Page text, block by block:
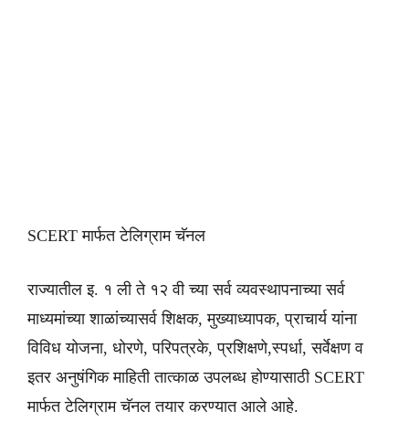
SCERT मार्फत टेलिग्राम चॅनल
राज्यातील इ. १ ली ते १२ वी च्या सर्व व्यवस्थापनाच्या सर्व
माध्यमांच्या शाळांच्यासर्व शिक्षक, मुख्याध्यापक, प्राचार्य यांना
विविध योजना, धोरणे, परिपत्रके, प्रशिक्षणे,स्पर्धा, सर्वेक्षण व
इतर अनुषंगिक माहिती तात्काळ उपलब्ध होण्यासाठी SCERT
मार्फत टेलिग्राम चॅनल तयार करण्यात आले आहे.